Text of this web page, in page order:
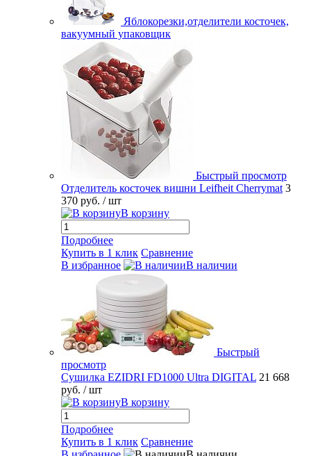
Яблокорезки,отделители косточек,
вакуумный упаковщик
Быстрый просмотр
Отделитель косточек вишни Leifheit Cherrymat 3
370 руб. / шт
В корзину
Подробнее
Купить в 1 клик Сравнение
В избранное
В наличии
Быстрый
просмотр
Сушилка EZIDRI FD1000 Ultra DIGITAL 21 668
руб. / шт
В корзину
Подробнее
Купить в 1 клик Сравнение